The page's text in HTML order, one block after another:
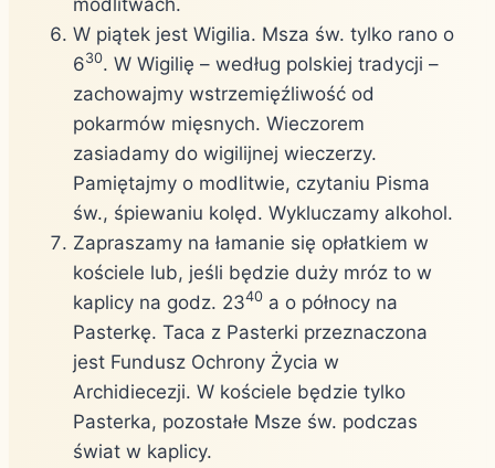
W piątek jest Wigilia. Msza św. tylko rano o
630. W Wigilię – według polskiej tradycji –
zachowajmy wstrzemięźliwość od
pokarmów mięsnych. Wieczorem
zasiadamy do wigilijnej wieczerzy.
Pamiętajmy o modlitwie, czytaniu Pisma
św., śpiewaniu kolęd. Wykluczamy alkohol.
Zapraszamy na łamanie się opłatkiem w
kościele lub, jeśli będzie duży mróz to w
kaplicy na godz. 2340 a o północy na
Pasterkę. Taca z Pasterki przeznaczona
jest Fundusz Ochrony Życia w
Archidiecezji. W kościele będzie tylko
Pasterka, pozostałe Msze św. podczas
świat w kaplicy.